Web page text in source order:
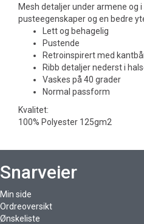
Mesh detaljer under armene og
pusteegenskaper og en bedre
Lett og behagelig
Pustende
Retroinspirert med
Ribb detaljer nederst i
Vaskes på 40 grader
Normal passform
Kvalitet:
100% Polyester 125gm2
Snarveier
Min side
Ordreoversikt
Ønskeliste